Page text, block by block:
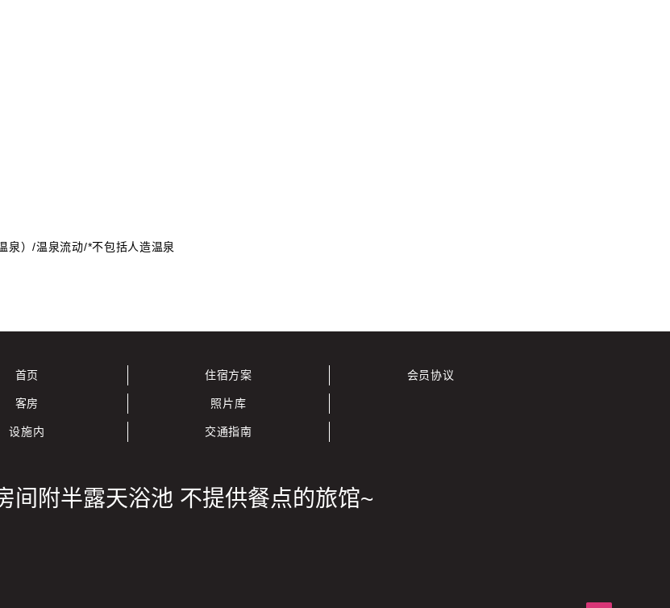
泉）/温泉流动/*不包括人造温泉
首页
客房
设施内
住宿方案
照片库
交通指南
会员协议
间附半露天浴池 不提供餐点的旅馆~